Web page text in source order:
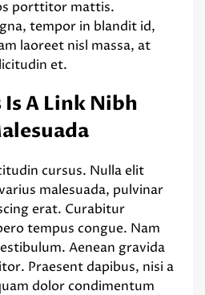
porttitor mattis.
tempor in blandit id,
laoreet nisl massa, at
et.
A Link Nibh
cursus. Nulla elit
malesuada, pulvinar
erat. Curabitur
tempus congue. Nam
Aenean gravida
Praesent dapibus, nisi a
dolor condimentum